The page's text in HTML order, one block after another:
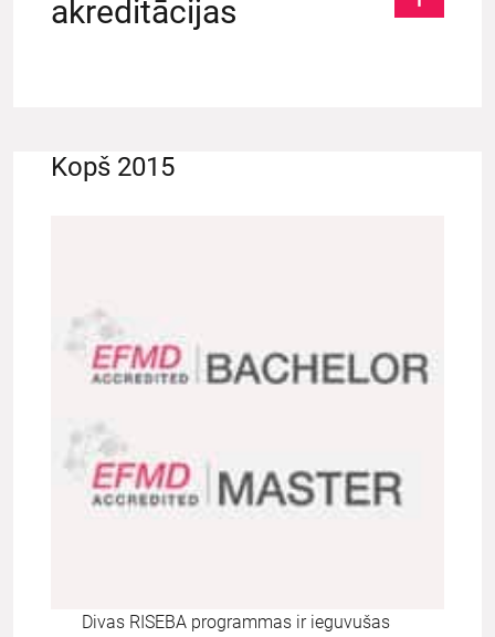
akreditācijas
Kopš 2015
Divas RISEBA programmas ir ieguvušas